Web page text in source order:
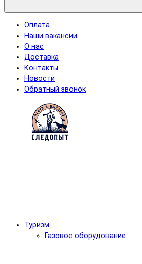
Оплата
Наши вакансии
О нас
Доставка
Контакты
Новости
Обратный звонок
Туризм
Газовое оборудование